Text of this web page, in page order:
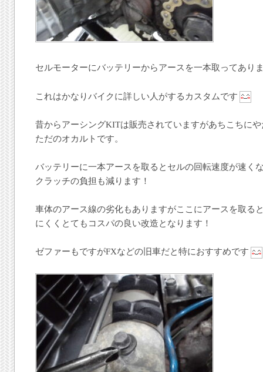
セルモーターにバッテリーからアースを一本取ってあり
これはかなりバイクに詳しい人がするカスタムです
昔からアーシングKITは販売されていますがあちこちに
ただのオカルトです。
バッテリーに一本アースを取るとセルの回転速度が速く
クラッチの負担も減ります！
車体のアース線の劣化もありますがここにアースを取る
にくくとてもコスパの良い改造となります！
ゼファーもですがFXなどの旧車だと特におすすめです